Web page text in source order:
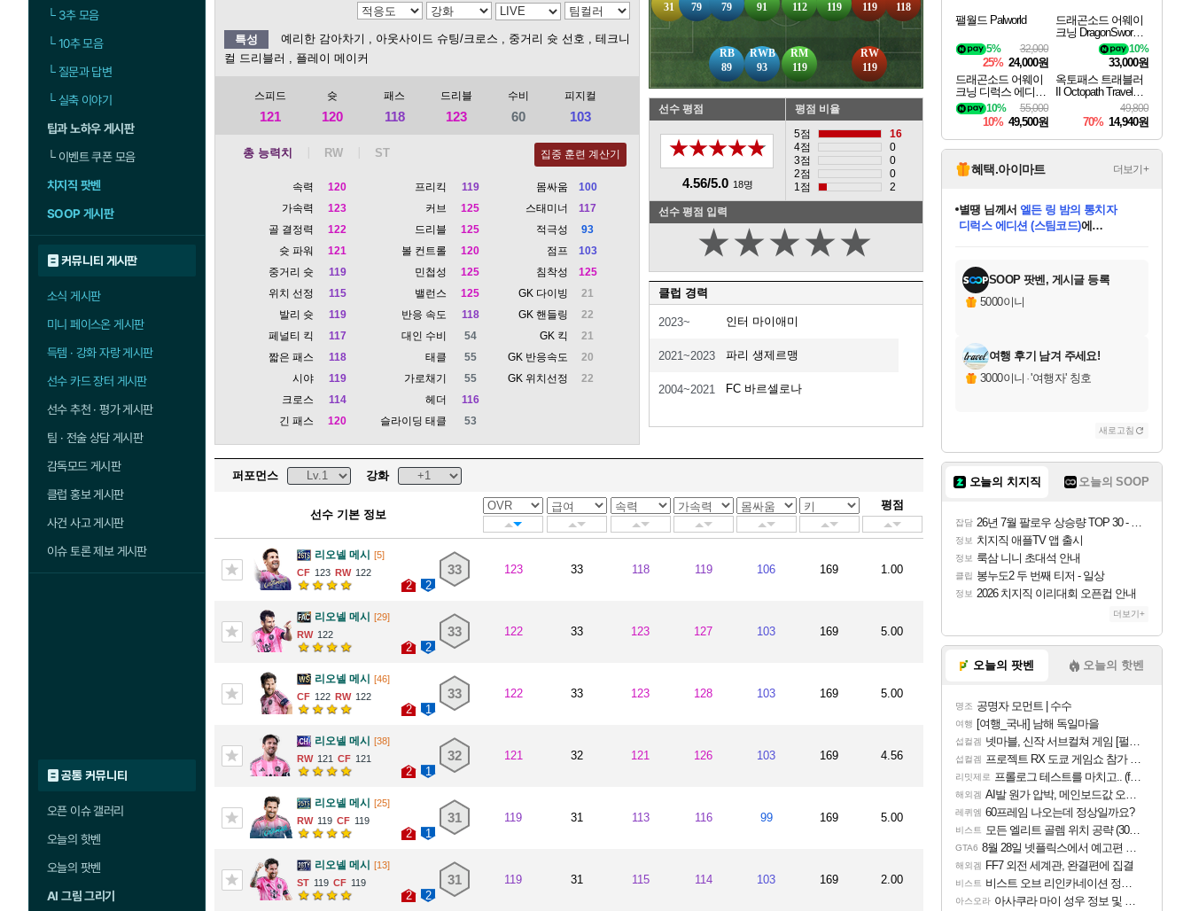
└3추 모음
└10추 모음
└질문과 답변
└실축 이야기
팁과 노하우 게시판
└이벤트 쿠폰 모음
치지직 팟벤
SOOP 게시판
커뮤니티 게시판
소식 게시판
미니 페이스온 게시판
득템 · 강화 자랑 게시판
선수 카드 장터 게시판
선수 추천 · 평가 게시판
팀 · 전술 상담 게시판
감독모드 게시판
클럽 홍보 게시판
사건 사고 게시판
이슈 토론 제보 게시판
공통 커뮤니티
오픈 이슈 갤러리
오늘의 핫벤
오늘의 팟벤
AI 그림 그리기
특성 예리한 감아차기 , 아웃사이드 슈팅/크로스 , 중거리 슛 선호
, 테크니
컬 드리블러
, 플레이 메이커
스피드
121
슛
120
패스
118
드리블
123
수비
60
피지컬
103
총 능력치 집중 훈련 계산기
속력
120
가속력
123
골 결정력
122
슛 파워
121
중거리 슛
119
위치 선정
115
발리 슛
119
페널티 킥
117
짧은 패스
118
시야
119
크로스
114
긴 패스
120
프리킥
119
커브
125
드리블
125
볼 컨트롤
120
민첩성
125
밸런스
125
반응 속도
118
대인 수비
54
태클
55
가로채기
55
헤더
116
슬라이딩 태클
53
몸싸움
100
스태미너
117
적극성
93
점프
103
침착성
125
GK 다이빙
21
GK 핸들링
22
GK 킥
21
GK 반응속도
20
GK 위치선정
22
31
79
RWB
93
RB
89
79
91
RM
119
112
119
119
RW
119
118
선수 평점
★★★★★
4.56/5.0 18명
평점 비율
5점
16
4점
0
3점
0
2점
0
1점
2
선수 평점 입력
★★★★★
클럽 경력
2023~ 인터 마이애미
2021~2023 파리 생제르맹
2004~2021 FC 바르셀로나
퍼포먼스 강화
선수 기본 정보
평점
리오넬 메시 [5]
123
122
2 2
33 123 33 118 119 106 169 1.00
리오넬 메시 [29]
122
2 2
33 122 33 123 127 103 169 5.00
리오넬 메시 [46]
122
122
2 1
33 122 33 123 128 103 169 5.00
리오넬 메시 [38]
121
121
2 1
32 121 32 121 126 103 169 4.56
리오넬 메시 [25]
119
119
2 1
31 119 31 113 116 99 169 5.00
리오넬 메시 [13]
119
119
2 2
31 119 31 115 114 103 169 2.00
최대 90% 할인가를 만나보세요!
네이버혜택과 함께 만나보세요!
네이버 포인트 혜택까지!
이니&베니 혜택까지!
네이버 혜택가와 함께 예약하세요!
할인&네이버혜택으로 만나보세요!
네이버페이 혜택과 만나보세요!
40주년 프로모션으로 만나보세요!
할인가에 만나보세요!
일부 에디션 상시 할인!
혜택으로 예약 판매 중
편안하게 충전하세요
팰월드 Palworld
32,000
5%
25% 24,000원
드래곤소드 어웨이
크닝 DragonSword A
10%
33,000원
드래곤소드 어웨이
크닝 디럭스 에디션
DragonSword Awake
ning Deluxe Edition
55,000
10%
10% 49,500원
옥토패스 트래블러
II Octopath Traveler I
49,800
70% 14,940원
혜택.아이마트 더보기+
교환.
별땡 님께서 엘든 링 밤의 통치자
디럭스 에디션 (스팀코드)에
당첨되셨습니다.
당첨되셨습니다.
당첨되셨습니다.
당첨되셨습니다.
당첨되셨습니다.
당첨되셨습니다.
에디션 (스팀코드) 를 교환.
당첨되셨습니다.
SOOP 팟벤, 게시글 등록
5000이니
여행 후기 남겨 주세요!
3000이니 ·'여행자' 칭호
새로고침
오늘의 치지직 오늘의 SOOP
잡담 26년 7월 팔로우 상승량 TOP 30 - 월간 치지직
정보 치지직 애플TV 앱 출시
정보 룩삼 니니 초대석 안내
클립 봉누도2 두 번째 티저 - 일상
정보 2026 치지직 이리대회 오픈컵 안내
더보기+
오늘의 팟벤 오늘의 핫벤
명조 공명자 모먼트 | 수수
여행 [여행_국내] 남해 독일마을
섭컬겜 넷마블, 신작 서브컬쳐 게임 [펄 인 블루] 티저 사이트 오픈
섭컬겜 프로젝트 RX 도쿄 게임쇼 참가 결정
리밋제로 프롤로그 테스트를 마치고.. (feat. 리아)
해외겜 AI발 원가 압박, 메인보드값 오르나
레퀴엠 60프레임 나오는데 정상일까요?
비스트 모든 엘리트 골렘 위치 공략 (30개) - 방랑 결투가
GTA6 8월 28일 넷플릭스에서 예고편 공개 예정
해외겜 FF7 외전 세계관, 완결편에 집결
비스트 비스트 오브 리인카네이션 정보/공략글 모음
아스오라 아사쿠라 마이 성우 정보 및 주요 필모